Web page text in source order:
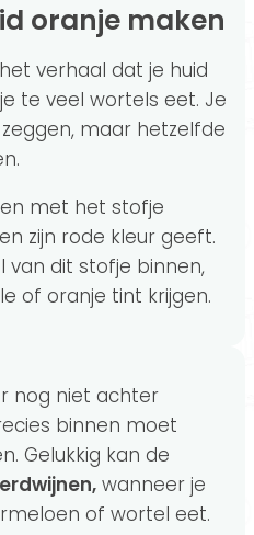
oranje maken
verhaal dat je huid
te veel wortels eet. Je
maar hetzelfde
met het stofje
zijn rode kleur geeft.
van dit stofje binnen,
of oranje tint krijgen.
nog niet achter
binnen moet
Gelukkig kan de
wanneer je
of wortel eet.